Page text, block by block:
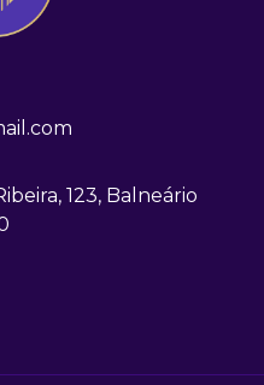
123, Balneário